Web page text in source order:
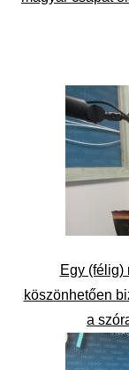
Egy (félig)
köszönhetően
a